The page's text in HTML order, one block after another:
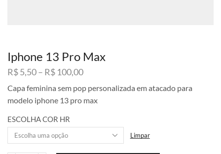
Iphone 13 Pro Max
R$5,50– R$ 100,00Faixa
preço:
R$ 5,50
Capa feminina sem pop personalizada em atacado para
modelo iphone 13 pro max
ESCOLHA COR HR
Limpar